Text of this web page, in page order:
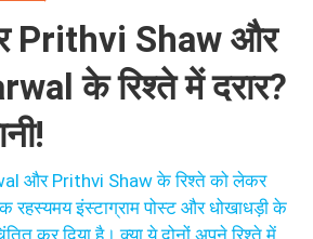
Prithvi Shaw और
के रिश्ते में दरार?
और Prithvi Shaw के रिश्ते को लेकर
इंस्टाग्राम पोस्ट और धोखाधड़ी के
कर दिया है। क्या ये दोनों अपने रिश्ते में